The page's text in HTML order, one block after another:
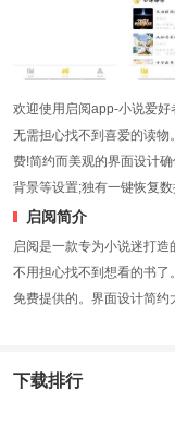
欢迎使用启阅app-小说爱
无需担心找不到喜爱的读
费!简约而美观的界面设计
背景等设置;独有一键恢复数
启阅简介
启阅是一款专为小说迷打
不用担心找不到想看的书
免费提供的。界面设计简
1. 海量书源：启阅提供了
下载排行